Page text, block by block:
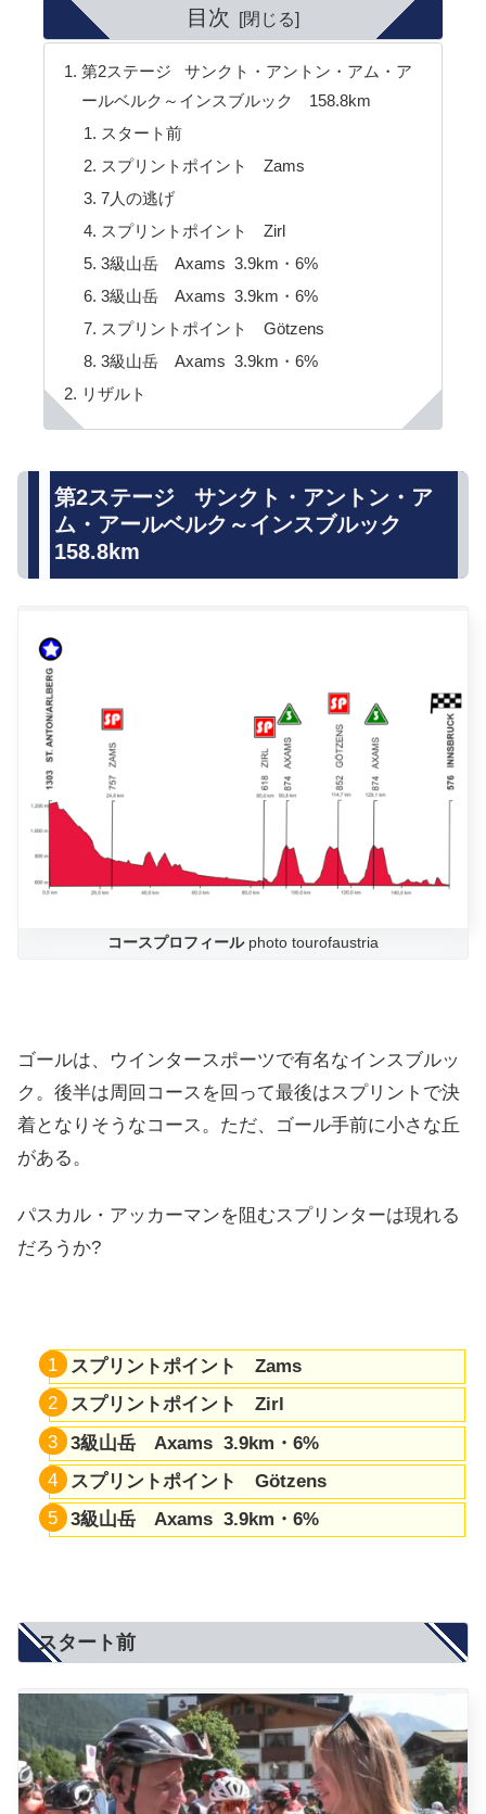
目次
第2ステージ サンクト・アントン・アム・ア
ールベルク～インスブルック 158.8km
スタート前
スプリントポイント Zams
7人の逃げ
スプリントポイント Zirl
3級山岳 Axams 3.9km・6%
3級山岳 Axams 3.9km・6%
スプリントポイント Götzens
3級山岳 Axams 3.9km・6%
リザルト
第2ステージ サンクト・アントン・ア
ム・アールベルク～インスブルック
158.8km
コースプロフィールphoto tourofaustria
ゴールは、ウインタースポーツで有名なインスブルッ
ク。後半は周回コースを回って最後はスプリントで決
着となりそうなコース。ただ、ゴール手前に小さな丘
がある。
パスカル・アッカーマンを阻むスプリンターは現れる
だろうか?
スプリントポイント Zams
スプリントポイント Zirl
3級山岳 Axams 3.9km・6%
スプリントポイント Götzens
3級山岳 Axams 3.9km・6%
スタート前